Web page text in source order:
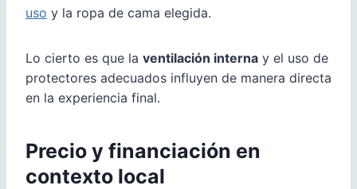
uso y la ropa de cama elegida.
Lo cierto es que la ventilación interna y el uso de
protectores adecuados influyen de manera directa
en la experiencia final.
Precio y financiación en
contexto local